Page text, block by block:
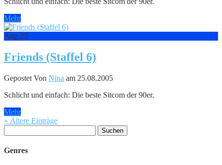
Mehr
Aug.25
Friends (Staffel 6)
Gepostet Von Nina am 25.08.2005
Schlicht und einfach: Die beste Sitcom der 90er.
Mehr
« Ältere Einträge
nach:
Genres